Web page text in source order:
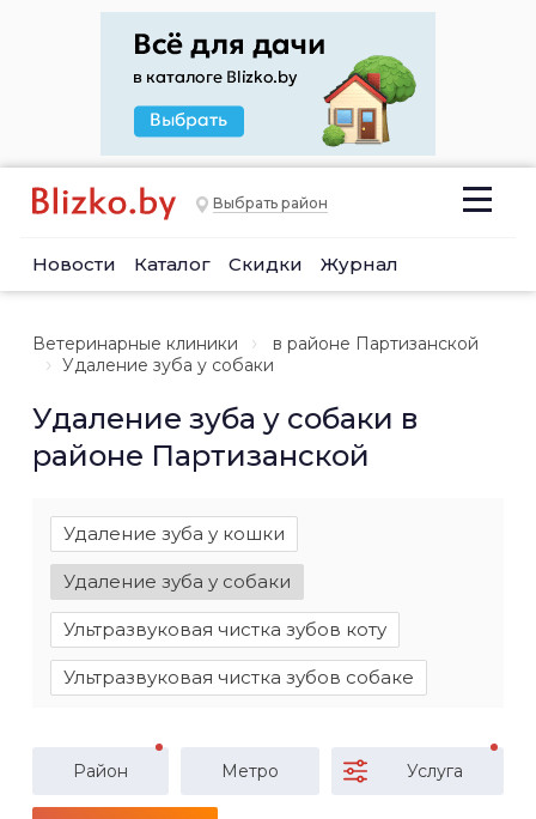
Выбрать район
Новости Каталог Скидки Журнал
Ветеринарные клиники
в районе Партизанской
Удаление зуба у собаки
Удаление зуба у собаки в
районе Партизанской
Удаление зуба у кошки
Удаление зуба у собаки
Ультразвуковая чистка зубов коту
Ультразвуковая чистка зубов собаке
Район Метро Услуга